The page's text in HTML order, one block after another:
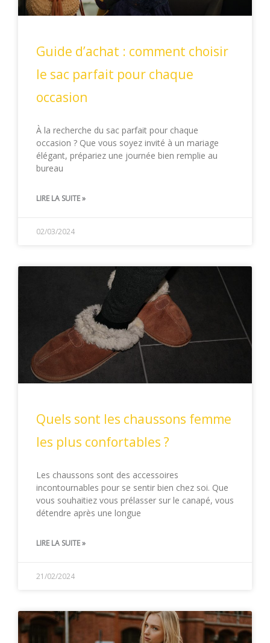
Guide d’achat : comment choisir
le sac parfait pour chaque
occasion
À la recherche du sac parfait pour chaque
occasion ? Que vous soyez invité à un mariage
élégant, prépariez une journée bien remplie au
bureau
LIRE LA SUITE »
02/03/2024
Quels sont les chaussons femme
les plus confortables ?
Les chaussons sont des accessoires
incontournables pour se sentir bien chez soi. Que
vous souhaitiez vous prélasser sur le canapé, vous
détendre après une longue
LIRE LA SUITE »
21/02/2024